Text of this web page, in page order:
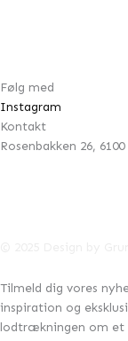
Følg med
Instagram
Kontakt
Rosenbakken 26,
Tilmeld dig vores
inspiration og
lodtrækningen om et